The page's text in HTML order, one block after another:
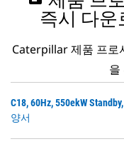
즉시 다운
Caterpillar 제품 프로
을
C18, 60Hz, 550ekW
양서